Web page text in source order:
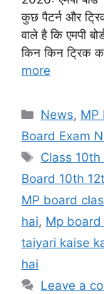
कुछ पैटर्न और
वाले है कि एमपी
किन किन ट्रिक
more
Categories
News, MP
Board Exam
Tags
Class
Board 10th
MP board
hai, Mp
taiyari kaise
hai
Leave a